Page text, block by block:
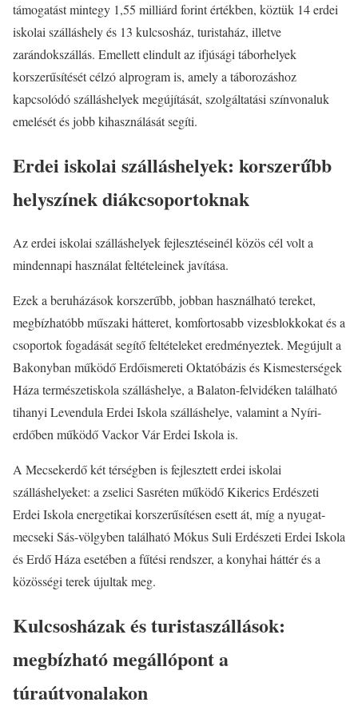
támogatást mintegy 1,55 milliárd forint értékben, köztük 14 erdei
iskolai szálláshely és 13 kulcsosház, turistaház, illetve
zarándokszállás. Emellett elindult az ifjúsági táborhelyek
korszerűsítését célzó alprogram is, amely a táborozáshoz
kapcsolódó szálláshelyek megújítását, szolgáltatási színvonaluk
emelését és jobb kihasználását segíti.
Erdei iskolai szálláshelyek: korszerűbb
helyszínek diákcsoportoknak
Az erdei iskolai szálláshelyek fejlesztéseinél közös cél volt a
mindennapi használat feltételeinek javítása.
Ezek a beruházások korszerűbb, jobban használható tereket,
megbízhatóbb műszaki hátteret, komfortosabb vizesblokkokat és a
csoportok fogadását segítő feltételeket eredményeztek. Megújult a
Bakonyban működő Erdőismereti Oktatóbázis és Kismesterségek
Háza természetiskola szálláshelye, a Balaton-felvidéken található
tihanyi Levendula Erdei Iskola szálláshelye, valamint a Nyíri-
erdőben működő Vackor Vár Erdei Iskola is.
A Mecsekerdő két térségben is fejlesztett erdei iskolai
szálláshelyeket: a zselici Sasréten működő Kikerics Erdészeti
Erdei Iskola energetikai korszerűsítésen esett át, míg a nyugat-
mecseki Sás-völgyben található Mókus Suli Erdészeti Erdei Iskola
és Erdő Háza esetében a fűtési rendszer, a konyhai háttér és a
közösségi terek újultak meg.
Kulcsosházak és turistaszállások:
megbízható megállópont a
túraútvonalakon